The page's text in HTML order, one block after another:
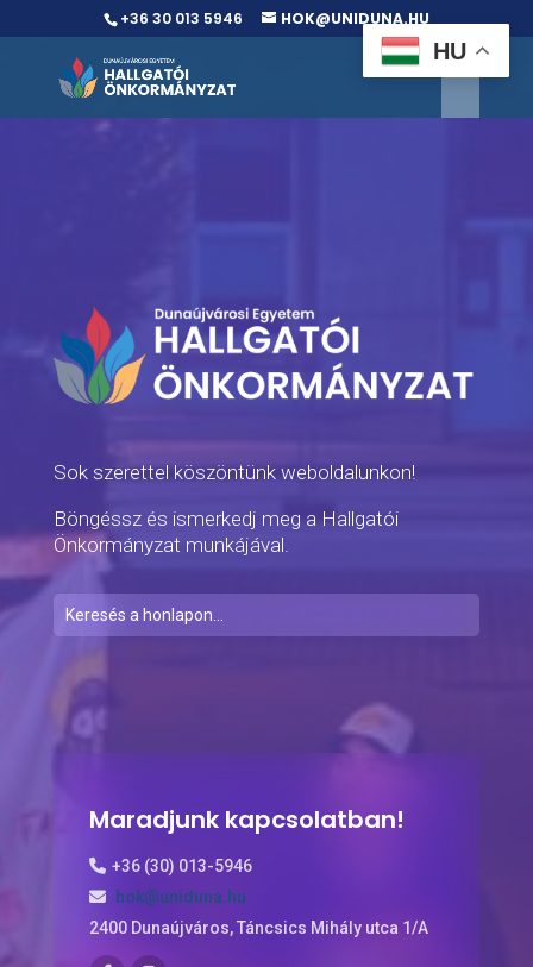
+36 30 013 5946 HOK@UNIDUNA.HU
Sok szerettel köszöntünk weboldalunkon!
Böngéssz és ismerkedj meg a Hallgatói
Önkormányzat munkájával.
Maradjunk kapcsolatban!
+36 (30) 013-5946
hok@uniduna.hu
2400 Dunaújváros, Táncsics Mihály utca 1/A
HU